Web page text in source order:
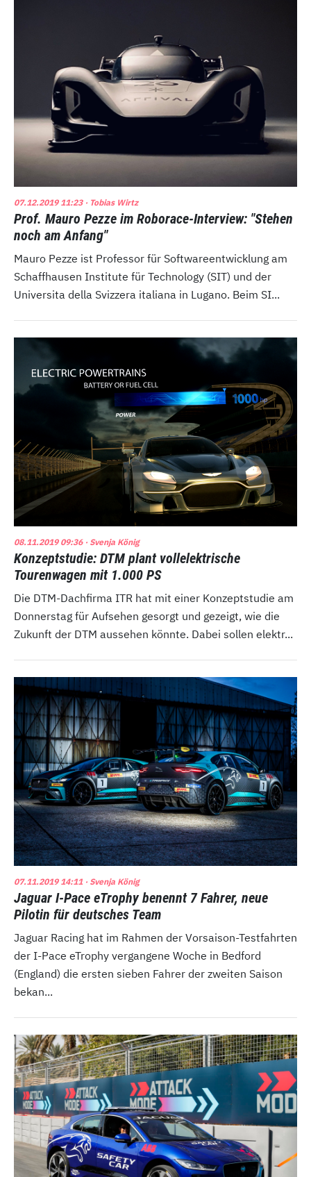
07.12.2019 11:23· Tobias Wirtz
Prof. Mauro Pezze im Roborace-Interview: "Stehen
noch am Anfang"
Mauro Pezze ist Professor für Softwareentwicklung am
Schaffhausen Institute für Technology (SIT) und der
Universita della Svizzera italiana in Lugano. Beim SI...
08.11.2019 09:36· Svenja König
Konzeptstudie: DTM plant vollelektrische
Tourenwagen mit 1.000 PS
Die DTM-Dachfirma ITR hat mit einer Konzeptstudie am
Donnerstag für Aufsehen gesorgt und gezeigt, wie die
Zukunft der DTM aussehen könnte. Dabei sollen elektr...
07.11.2019 14:11 · Svenja König
Jaguar I-Pace eTrophy benennt 7 Fahrer, neue
Pilotin für deutsches Team
Jaguar Racing hat im Rahmen der Vorsaison-Testfahrten
der I-Pace eTrophy vergangene Woche in Bedford
(England) die ersten sieben Fahrer der zweiten Saison
bekan...